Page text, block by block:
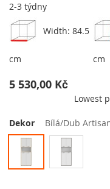
2-3 týdny
Width: 84.5
cm cm
5 530,00 Kč
Lowest
Dekor Bílá/Dub